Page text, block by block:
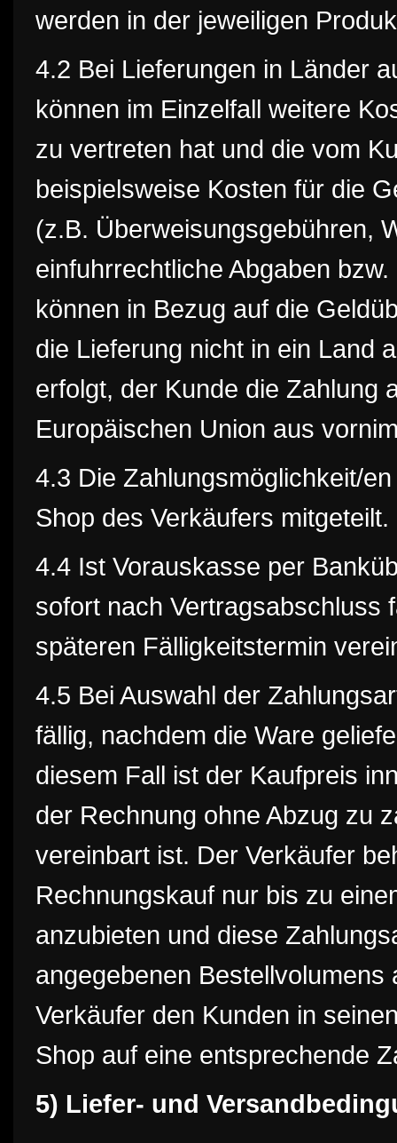
werden in der jeweiligen
4.2 Bei Lieferungen in Länder
können im Einzelfall weitere
zu vertreten hat und die vom
beispielsweise Kosten für die
(z.B. Überweisungsgebühren,
einfuhrrechtliche Abgaben
können in Bezug auf die
die Lieferung nicht in ein Land
erfolgt, der Kunde die Zahlung
Europäischen Union aus
4.3 Die Zahlungsmöglichkeit/
Shop des Verkäufers mitgeteilt.
4.4 Ist Vorauskasse per
sofort nach Vertragsabschluss
späteren Fälligkeitstermin
4.5 Bei Auswahl der
fällig, nachdem die Ware
diesem Fall ist der Kaufpreis
der Rechnung ohne Abzug zu
vereinbart ist. Der Verkäufer
Rechnungskauf nur bis zu
anzubieten und diese
angegebenen
Verkäufer den Kunden in
Shop auf eine entsprechende
5) Liefer- und